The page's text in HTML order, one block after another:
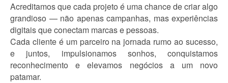
Acreditamos que cada projeto é uma chance de criar algo
grandioso — não apenas campanhas, mas experiências
digitais que conectam marcas e pessoas.
Cada cliente é um parceiro na jornada rumo ao sucesso,
e juntos, impulsionamos sonhos, conquistamos
reconhecimento e elevamos negócios a um novo
patamar.